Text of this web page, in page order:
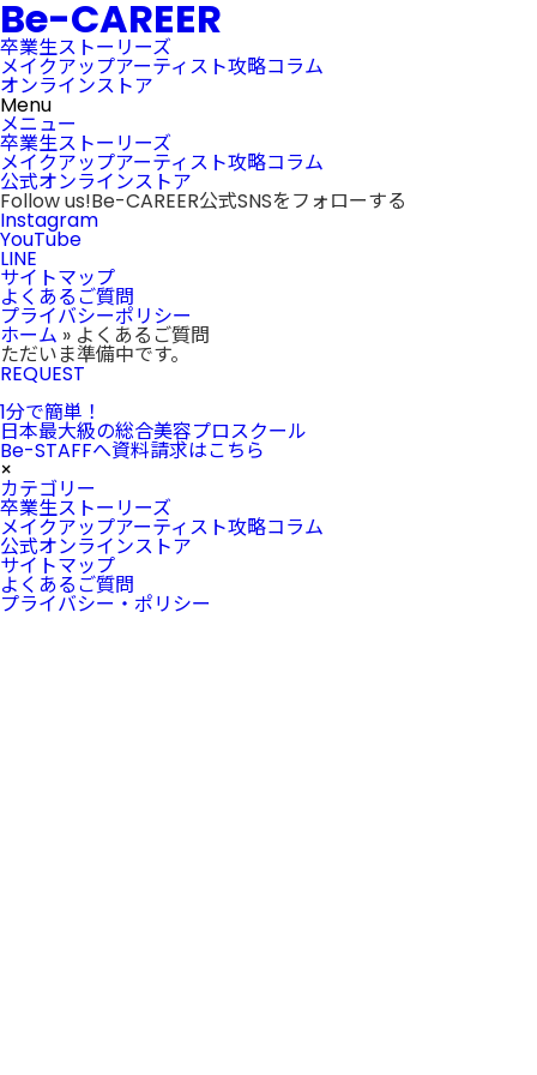
Be-CAREER
卒業生ストーリーズ
メイクアップアーティスト攻略コラム
オンラインストア
Menu
メニュー
卒業生ストーリーズ
メイクアップアーティスト攻略コラム
公式オンラインストア
Follow us!Be-CAREER公式SNSをフォローする
Instagram
YouTube
LINE
サイトマップ
よくあるご質問
プライバシーポリシー
ホーム » よくあるご質問
ただいま準備中です。
REQUEST
1分で簡単！
日本最大級の総合美容プロスクール
Be-STAFFへ資料請求はこちら
×
カテゴリー
卒業生ストーリーズ
メイクアップアーティスト攻略コラム
公式オンラインストア
サイトマップ
よくあるご質問
プライバシー・ポリシー